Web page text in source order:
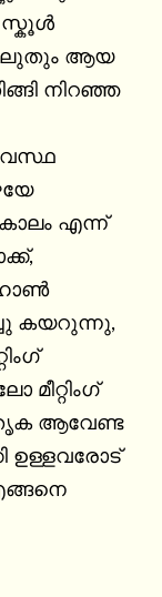
സ്കൂൾ
വലുതും ആയ
നിറഞ്ഞ
എന്ന്
കയറുന്നു,
ആവേണ്ട
ഉള്ളവരോട്